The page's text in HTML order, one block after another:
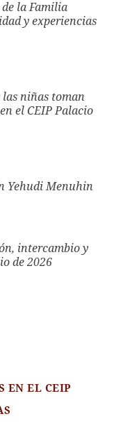
la Familia
y experiencias
las niñas toman
el CEIP Palacio
Yehudi Menuhin
intercambio y
de 2026
EN EL CEIP